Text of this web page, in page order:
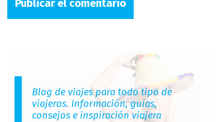
Blog de viajes para todo tipo de
viajeros. Información, guías,
consejos e inspiración viajera